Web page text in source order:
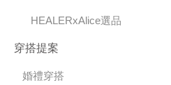
HEALERxAlice選品
穿搭提案
婚禮穿搭